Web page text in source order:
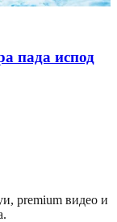
пада испод
premium видео и